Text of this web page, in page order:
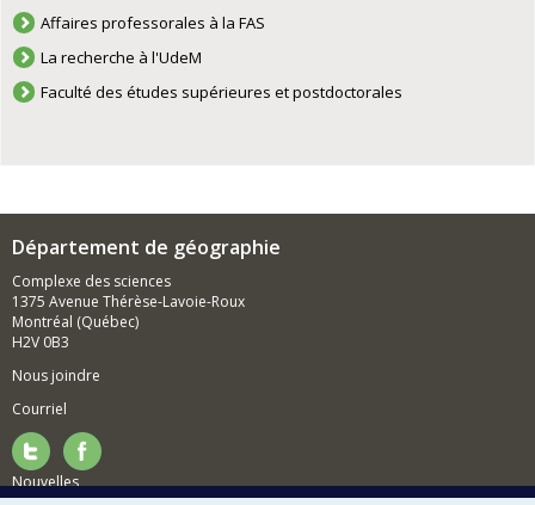
Affaires professorales à la FAS
La recherche à l'UdeM
Faculté des études supérieures et postdoctorales
Département de géographie
Complexe des sciences
1375 Avenue Thérèse-Lavoie-Roux
Montréal (Québec)
H2V 0B3
Nous joindre
Courriel
Nouvelles